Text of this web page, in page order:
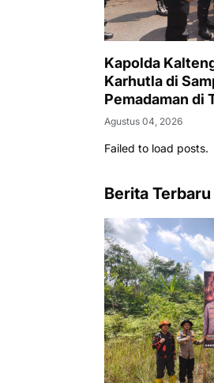
Kapolda
Karhutla di
Pemadaman di
Agustus 04, 2026
Failed to load posts.
Berita Terbaru